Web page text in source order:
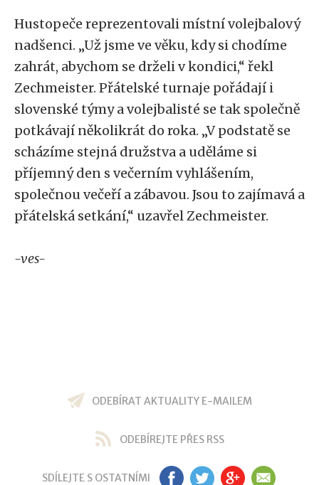
Hustopeče reprezentovali místní volejbalový
nadšenci. „Už jsme ve věku, kdy si chodíme
zahrát, abychom se drželi v kondici,“ řekl
Zechmeister. Přátelské turnaje pořádají i
slovenské týmy a volejbalisté se tak společně
potkávají několikrát do roka. „V podstatě se
scházíme stejná družstva a uděláme si
příjemný den s večerním vyhlášením,
společnou večeří a zábavou. Jsou to zajímavá a
přátelská setkání,“ uzavřel Zechmeister.
-ves-
ODEBÍRAT AKTUALITY E-MAILEM
ODEBÍREJTE PŘES RSS
SDÍLEJTE S OSTATNÍMI FB TW GP EM